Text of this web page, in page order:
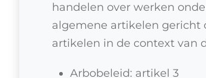
handelen over werken
algemene artikelen gericht
artikelen in de context van
Arbobeleid: artikel 3